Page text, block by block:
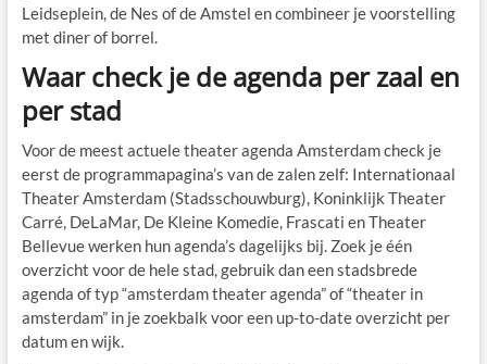
Leidseplein, de Nes of de Amstel en combineer je voorstelling
met diner of borrel.
Waar check je de agenda per zaal en
per stad
Voor de meest actuele theater agenda Amsterdam check je
eerst de programmapagina’s van de zalen zelf: Internationaal
Theater Amsterdam (Stadsschouwburg), Koninklijk Theater
Carré, DeLaMar, De Kleine Komedie, Frascati en Theater
Bellevue werken hun agenda’s dagelijks bij. Zoek je één
overzicht voor de hele stad, gebruik dan een stadsbrede
agenda of typ “amsterdam theater agenda” of “theater in
amsterdam” in je zoekbalk voor een up-to-date overzicht per
datum en wijk.